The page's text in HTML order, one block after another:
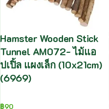
Hamster Wooden Stick
Tunnel AM072- ไม้แอ
ปเปิ้ล แผงเล็ก (10x21cm)
(6969)
฿90